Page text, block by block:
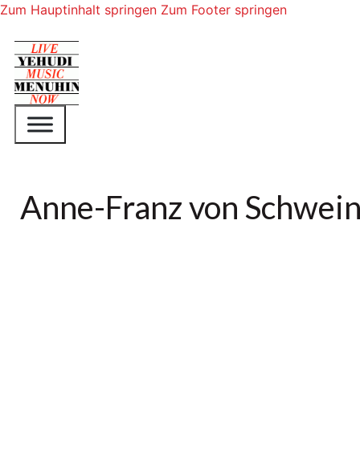
Zum Hauptinhalt springen Zum Footer springen
Anne-Franz von